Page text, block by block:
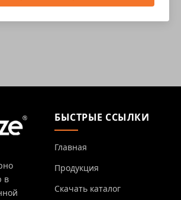
в
БЫСТРЫЕ ССЫЛКИ
Главная
Продукция
Скачать каталог